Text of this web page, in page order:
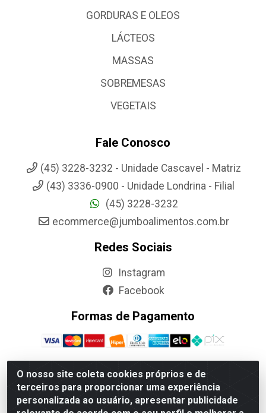
O nosso site coleta cookies próprios e de
terceiros para proporcionar uma experiência
personalizada ao usuário, apresentar publicidade
GORDURAS E OLEOS
LÁCTEOS
MASSAS
SOBREMESAS
VEGETAIS
Fale Conosco
(45) 3228-3232 - Unidade Cascavel - Matriz
(43) 3336-0900 - Unidade Londrina - Filial
(45) 3228-3232
ecommerce@jumboalimentos.com.br
Redes Sociais
Instagram
Facebook
Formas de Pagamento
Jumbo Alimentos Cascavel - Matriz - Rua Itatiba Do Sul, 161 -
Santos Dumont, Cascavel-PR - CEP 85804-700- CNPJ